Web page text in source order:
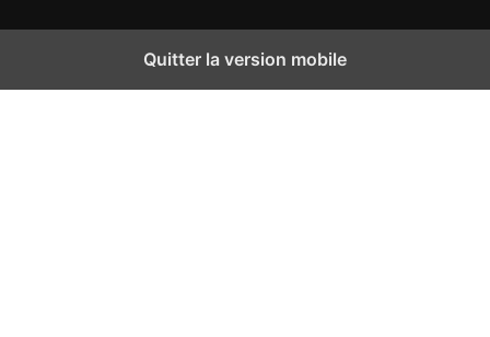
Quitter la version mobile